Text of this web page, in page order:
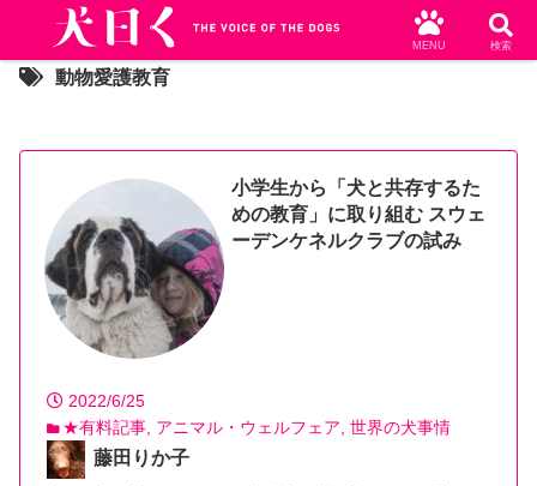
動物愛護教育
小学生から「犬と共存するた
めの教育」に取り組む スウェ
ーデンケネルクラブの試み
2022/6/25
★有料記事 アニマル・ウェルフェア 世界の犬事情
藤田りか子
MENU 検索